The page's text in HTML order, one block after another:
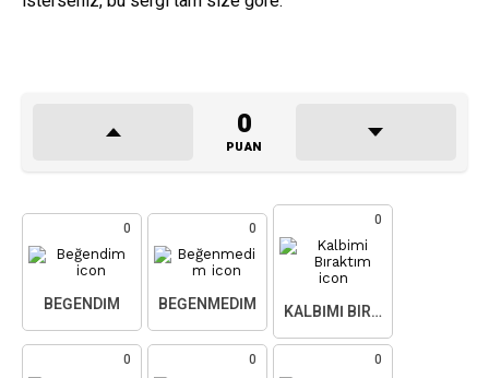
0
PUAN
0
BEĞENDIM
0
BEĞENMEDIM
0
KALBIMI BIRAKTIM
0 0 0